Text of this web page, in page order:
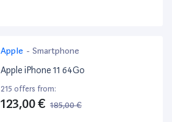
Apple - Smartphone
Apple iPhone 11 64Go
215 offers from:
123,00 € 185,00 €